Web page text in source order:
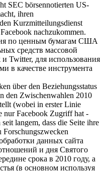
SEC börsennotierten US-
ihren
Kurzmitteilungsdienst
Facebook nachzukommen.
по ценным бумагам США
средств массовой
и Twitter, для использования
в качестве инструмента
überden Beziehungsstatus
den Zwischenwahlen 2010
(wobei in erster Linie
nurFacebook Zugriff hat -
langem, dass die Seite ihre
Forschungszwecken
данных сайта
и дня Святого
срока в 2010 году, а
(в основном используя